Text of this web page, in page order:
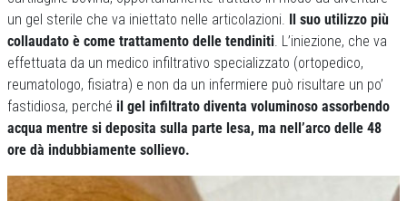
un gel sterile che va iniettato nelle articolazioni. Il suo utilizzo più
collaudato è come trattamento delle tendiniti. L’iniezione, che va
effettuata da un medico infiltrativo specializzato (ortopedico,
reumatologo, fisiatra) e non da un infermiere può risultare un po’
fastidiosa, perché il gel infiltrato diventa voluminoso assorbendo
acqua mentre si deposita sulla parte lesa, ma nell’arco delle 48
ore dà indubbiamente sollievo.